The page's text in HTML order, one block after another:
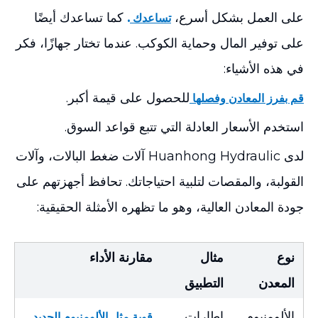
على العمل بشكل أسرع،تساعدك . كما تساعدك أيضًا
على توفير المال وحماية الكوكب. عندما تختار جهازًا، فكر
في هذه الأشياء:
قم بفرز المعادن وفصلها للحصول على قيمة أكبر.
استخدم الأسعار العادلة التي تتبع قواعد السوق.
لدى Huanhong Hydraulic آلات ضغط البالات، وآلات
القولبة، والمقصات لتلبية احتياجاتك. تحافظ أجهزتهم على
جودة المعادن العالية، وهو ما تظهره الأمثلة الحقيقية:
نوع
المعدن
مثال
التطبيق
مقارنة الأداء